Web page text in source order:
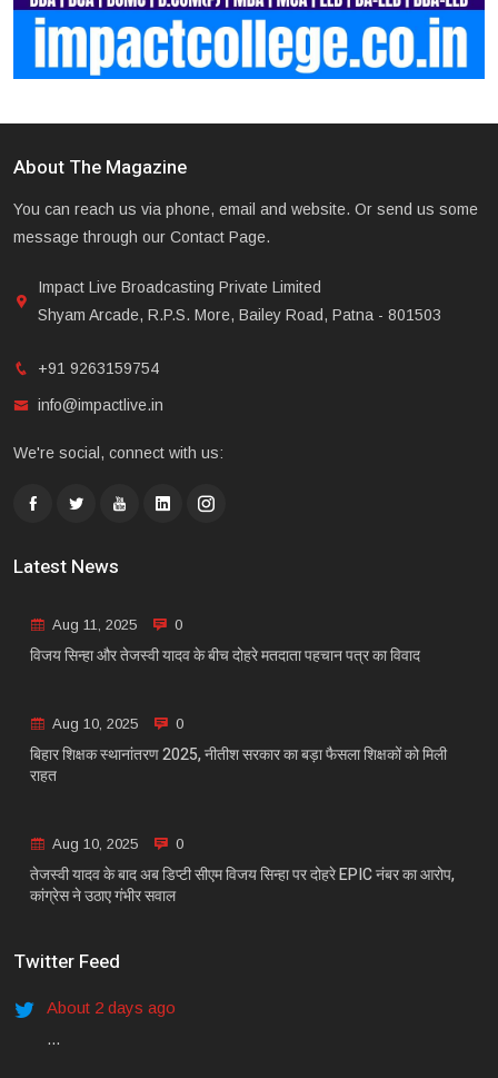
About The Magazine
You can reach us via phone, email and website. Or send us some
message through our Contact Page.
Impact Live Broadcasting Private Limited
Shyam Arcade, R.P.S. More, Bailey Road, Patna - 801503
+91 9263159754
info@impactlive.in
We're social, connect with us:
Latest News
Aug 11, 2025 0
विजय सिन्हा और तेजस्वी यादव के बीच दोहरे मतदाता पहचान पत्र का विवाद
Aug 10, 2025 0
बिहार शिक्षक स्थानांतरण 2025, नीतीश सरकार का बड़ा फैसला शिक्षकों को मिली
राहत
Aug 10, 2025 0
तेजस्वी यादव के बाद अब डिप्टी सीएम विजय सिन्हा पर दोहरे EPIC नंबर का आरोप,
कांग्रेस ने उठाए गंभीर सवाल
Twitter Feed
About 2 days ago
...